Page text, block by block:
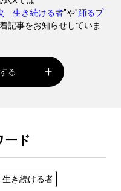
生き続ける者"や"踊るプ
記事をお知らせしていま
る
ード
き続ける者